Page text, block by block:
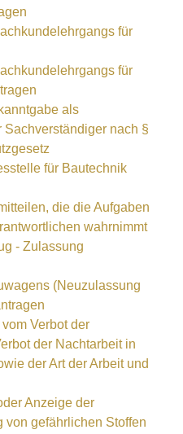
für
für
als
nach §
für Bautechnik
die die Aufgaben
wahrnimmt
- Zulassung
(Neuzulassung
Verbot der
der Nachtarbeit in
der Art der Arbeit und
Anzeige der
von gefährlichen Stoffen